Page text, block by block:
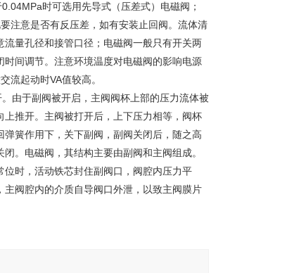
时可选用先导式（压差式）电磁阀；
注意是否有反压差，如有安装止回阀。流体清
量孔径和接管口径；电磁阀一般只有开关两
间调节。注意环境温度对电磁阀的影响电源
流起动时VA值较高。
由于副阀被开启，主阀阀杯上部的压力流体被
推开。主阀被打开后，上下压力相等，阀杯
簧作用下，关下副阀，副阀关闭后，随之高
。电磁阀，其结构主要由副阀和主阀组成。
时，活动铁芯封住副阀口，阀腔内压力平
阀腔内的介质自导阀口外泄，以致主阀膜片